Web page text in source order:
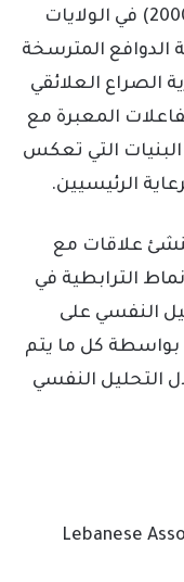
وقد أسسه ستيفن ميتشل (1946-2000) في الولايات
الدوافع المترسخة
الصراع العلائقي
المعبرة مع
التي تعكس
الرئيسيين.
علاقات مع
الترابطية في
النفسي على
بواسطة كل ما يتم
التحليل النفسي
(1) Lebanese